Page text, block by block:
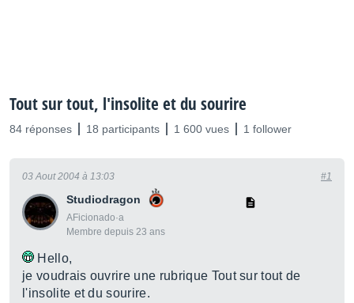
Tout sur tout, l'insolite et du sourire
84 réponses 18 participants 1 600 vues 1 follower
Studiodragon
AFicionado·a
Membre depuis 23 ans
03 Aout 2004 à 13:03 #1
Hello,
je voudrais ouvrire une rubrique Tout sur tout de
l'insolite et du sourire.